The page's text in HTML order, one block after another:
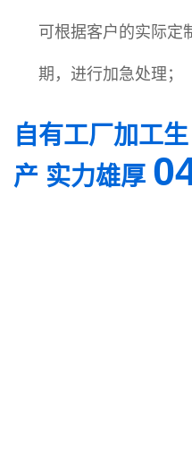
可根据客户的实际定
期，进行加急处理；
自有工厂加工生
产 实力雄厚